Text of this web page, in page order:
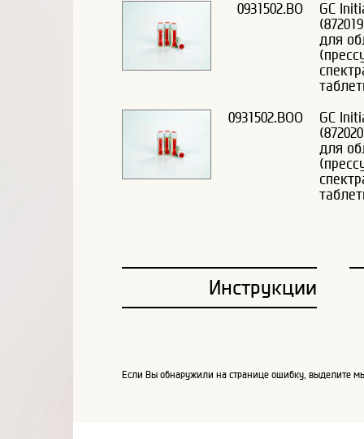
0931502.BO
GC
для
0931502.BOO
GC
для
Инструкции
Если Вы обнаружили на странице ошибку, выделите